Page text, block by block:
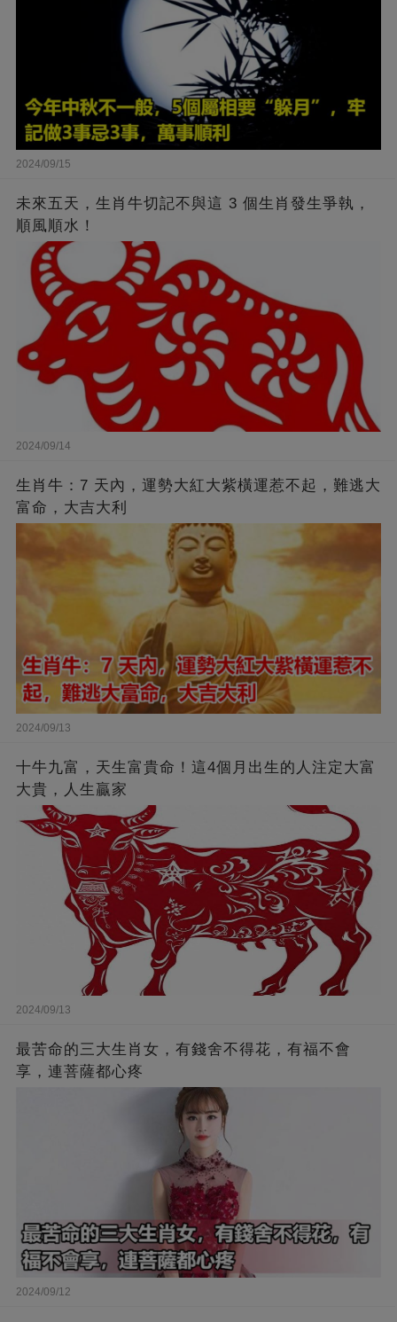
2024/09/15
未來五天，生肖牛切記不與這 3 個生肖發生爭執，
順風順水！
2024/09/14
生肖牛：7 天內，運勢大紅大紫橫運惹不起，難逃大
富命，大吉大利
2024/09/13
十牛九富，天生富貴命！這4個月出生的人注定大富
大貴，人生贏家
2024/09/13
最苦命的三大生肖女，有錢舍不得花，有福不會
享，連菩薩都心疼
2024/09/12